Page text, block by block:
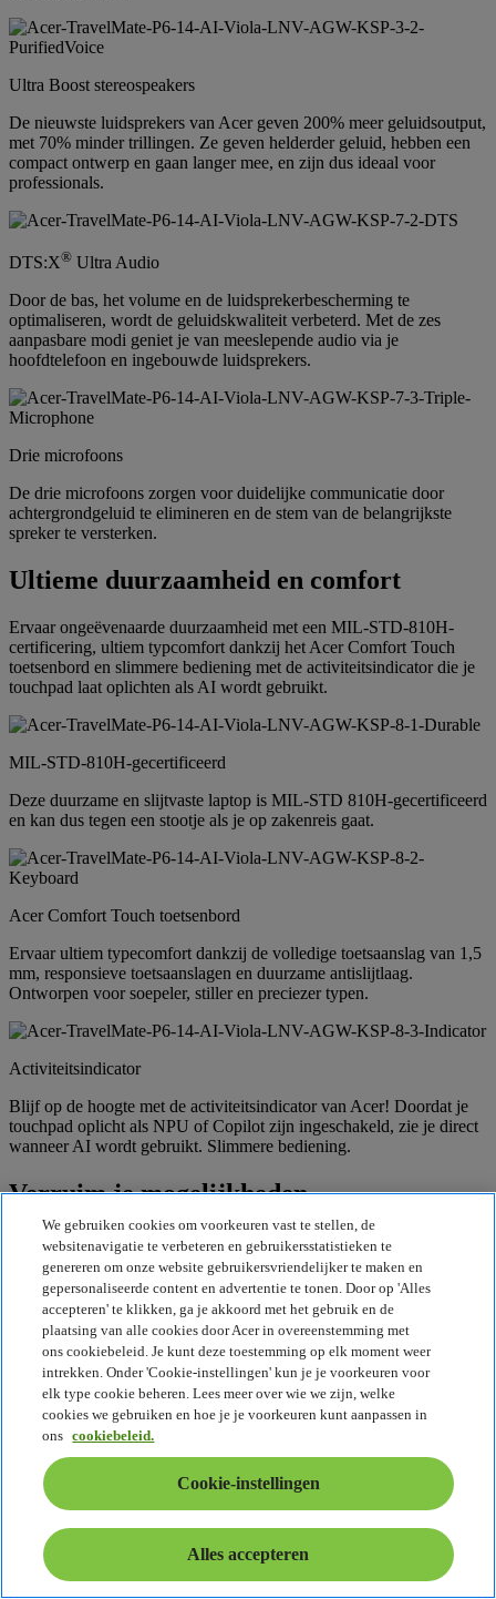
Ultra Boost stereospeakers
De nieuwste luidsprekers van Acer geven 200% meer geluidsoutput,
met 70% minder trillingen. Ze geven helderder geluid, hebben een
compact ontwerp en gaan langer mee, en zijn dus ideaal voor
professionals.
DTS:X® Ultra Audio
Door de bas, het volume en de luidsprekerbescherming te
optimaliseren, wordt de geluidskwaliteit verbeterd. Met de zes
aanpasbare modi geniet je van meeslepende audio via je
hoofdtelefoon en ingebouwde luidsprekers.
Drie microfoons
De drie microfoons zorgen voor duidelijke communicatie door
achtergrondgeluid te elimineren en de stem van de belangrijkste
spreker te versterken.
Ultieme duurzaamheid en comfort
Ervaar ongeëvenaarde duurzaamheid met een MIL-STD-810H-
certificering, ultiem typcomfort dankzij het Acer Comfort Touch
toetsenbord en slimmere bediening met de activiteitsindicator die je
touchpad laat oplichten als AI wordt gebruikt.
MIL-STD-810H-gecertificeerd
Deze duurzame en slijtvaste laptop is MIL-STD 810H-gecertificeerd
en kan dus tegen een stootje als je op zakenreis gaat.
Acer Comfort Touch toetsenbord
Ervaar ultiem typecomfort dankzij de volledige toetsaanslag van 1,5
mm, responsieve toetsaanslagen en duurzame antislijtlaag.
Ontworpen voor soepeler, stiller en preciezer typen.
Activiteitsindicator
Blijf op de hoogte met de activiteitsindicator van Acer! Doordat je
touchpad oplicht als NPU of Copilot zijn ingeschakeld, zie je direct
wanneer AI wordt gebruikt. Slimmere bediening.
Verruim je mogelijkheden
Verbinden, maken en samenwerken. Acer TravelMate P6 14 levert
naadloze connectiviteit en heeft veelzijdige poorten, een 5M-
webcam en verbeterde audio, zodat je bent uitgerust voor vlotte
communicatie en productiviteit met al je apparaten.
HDMI 2,1
Output tot 8K
Thunderbolt 4
Twee type-C-poorten
We gebruiken cookies om voorkeuren vast te stellen, de
websitenavigatie te verbeteren en gebruikersstatistieken te
genereren om onze website gebruikersvriendelijker te maken en
gepersonaliseerde content en advertentie te tonen. Door op 'Alles
accepteren' te klikken, ga je akkoord met het gebruik en de
plaatsing van alle cookies door Acer in overeenstemming met
ons cookiebeleid. Je kunt deze toestemming op elk moment weer
intrekken. Onder 'Cookie-instellingen' kun je je voorkeuren voor
elk type cookie beheren. Lees meer over wie we zijn, welke
cookies we gebruiken en hoe je je voorkeuren kunt aanpassen in
ons cookiebeleid.
Cookie-instellingen
Alles accepteren